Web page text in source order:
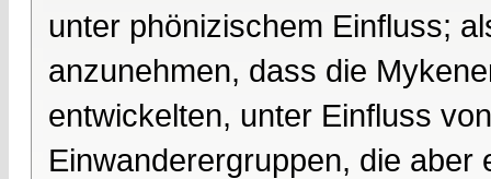
unter phönizischem Einfluss;
anzunehmen, dass die
entwickelten, unter Einfluss
Einwanderergruppen, die